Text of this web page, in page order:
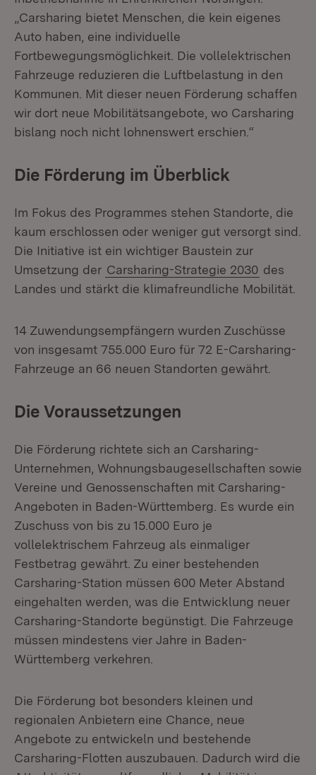
„Carsharing bietet Menschen, die kein eigenes
Auto haben, eine individuelle
Fortbewegungsmöglichkeit. Die vollelektrischen
Fahrzeuge reduzieren die Luftbelastung in den
Kommunen. Mit dieser neuen Förderung schaffen
wir dort neue Mobilitätsangebote, wo Carsharing
bislang noch nicht lohnenswert erschien.“
Die Förderung im Überblick
Im Fokus des Programmes stehen Standorte, die
kaum erschlossen oder weniger gut versorgt sind.
Die Initiative ist ein wichtiger Baustein zur
Umsetzung der Carsharing-Strategie 2030 des
Landes und stärkt die klimafreundliche Mobilität.
14 Zuwendungsempfängern wurden Zuschüsse
von insgesamt 755.000 Euro für 72 E-Carsharing-
Fahrzeuge an 66 neuen Standorten gewährt.
Die Voraussetzungen
Die Förderung richtete sich an Carsharing-
Unternehmen, Wohnungsbaugesellschaften sowie
Vereine und Genossenschaften mit Carsharing-
Angeboten in Baden-Württemberg. Es wurde ein
Zuschuss von bis zu 15.000 Euro je
vollelektrischem Fahrzeug als einmaliger
Festbetrag gewährt. Zu einer bestehenden
Carsharing-Station müssen 600 Meter Abstand
eingehalten werden, was die Entwicklung neuer
Carsharing-Standorte begünstigt. Die Fahrzeuge
müssen mindestens vier Jahre in Baden-
Württemberg verkehren.
Die Förderung bot besonders kleinen und
regionalen Anbietern eine Chance, neue
Angebote zu entwickeln und bestehende
Carsharing-Flotten auszubauen. Dadurch wird die